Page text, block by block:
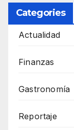
Categories
Actualidad
Finanzas
Gastronomía
Reportaje